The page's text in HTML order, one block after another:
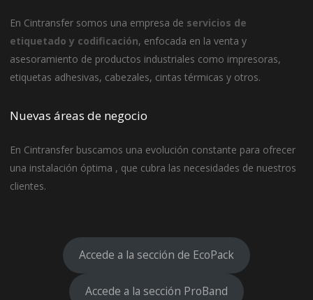
En Cintransfer somos una empresa de servicios de
etiquetado y codificación, enfocada en la venta y
asesoramiento de productos industriales como impresoras,
etiquetas adhesivas, cabezales, cintas térmicas y otros.
Nuevas áreas de negocio
En Cintransfer buscamos una evolución constante para ofrecer
una instalación óptima , que cubra las necesidades de nuestros
clientes.
Accede a la sección de EcoPack
Accede a la sección ProBand